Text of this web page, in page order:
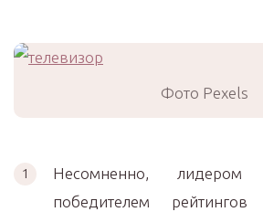
Фото Pexels
Несомненно,
победителем